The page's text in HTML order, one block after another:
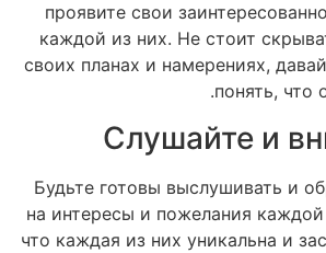
проявите свои
каждой из них. Не стоит
своих планах и намерениях,
понять, что
Будьте готовы выслушивать и
на интересы и пожелания
что каждая из них уникальна и